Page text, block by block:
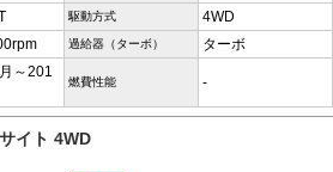
駆動方式 4WD
過給器（ターボ） ターボ
～201
燃費性能 -
イト 4WD